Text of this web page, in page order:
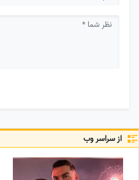
از سراسر وب